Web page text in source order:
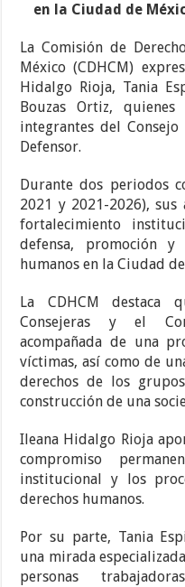
en la Ciudad de
La Comisión de
México (CDHCM)
Hidalgo Rioja, Tania
Bouzas Ortiz,
integrantes del
Defensor.
Durante dos periodos
2021 y 2021-2026),
fortalecimiento
defensa, promoción
humanos en la Ciudad
La CDHCM destaca
Consejeras y el
acompañada de una
víctimas, así como de
derechos de los
construcción de una
Ileana Hidalgo Rioja
compromiso
institucional y los
derechos humanos.
Por su parte, Tania
una mirada
personas